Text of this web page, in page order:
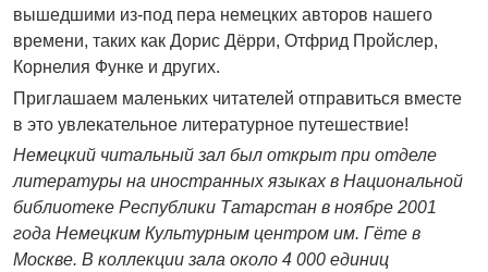
вышедшими из-под пера немецких авторов нашего
времени, таких как Дорис Дёрри, Отфрид Пройслер,
Корнелия Функе и других.
Приглашаем маленьких читателей отправиться вместе
в это увлекательное литературное путешествие!
Немецкий читальный зал был открыт при отделе
литературы на иностранных языках в Национальной
библиотеке Республики Татарстан в ноябре 2001
года Немецким Культурным центром им. Гёте в
Москве. В коллекции зала около 4 000 единиц